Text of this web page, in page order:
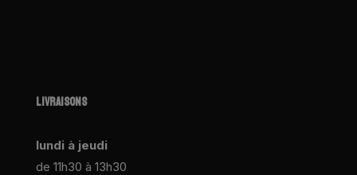
LIVRAISONS
lundi à jeudi
de 11h30 à 13h30